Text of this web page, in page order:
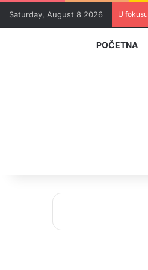
Saturday, August 8 2026 U fokusu
POČETNA